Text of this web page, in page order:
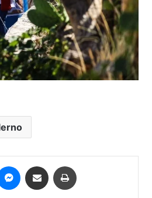
Messenger
Condividi via mail